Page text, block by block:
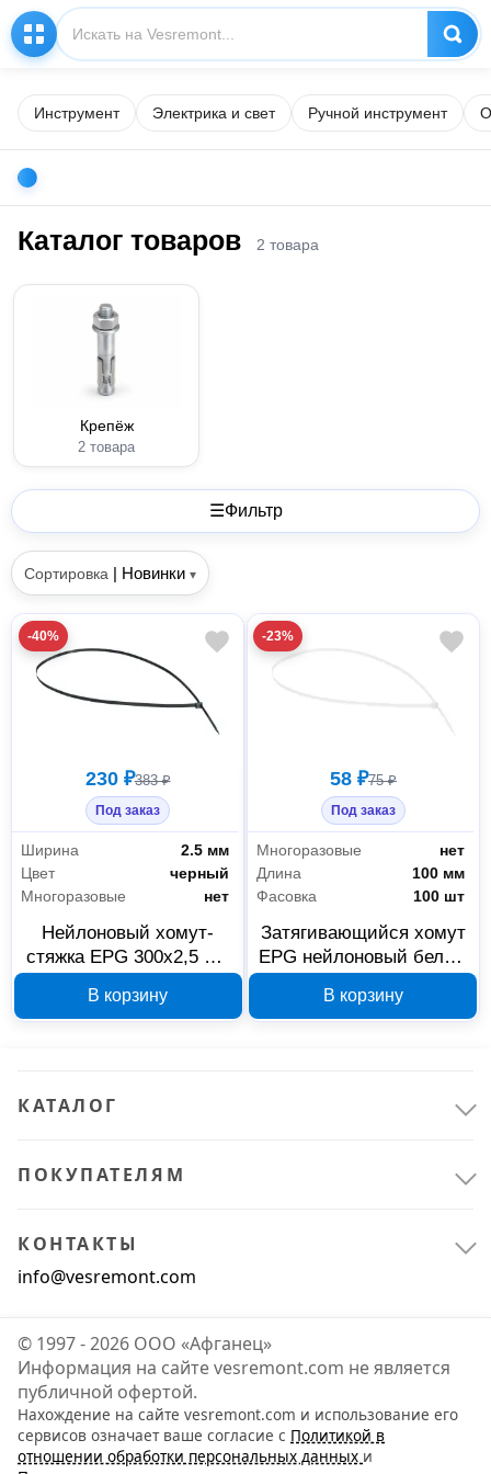
Инструмент Электрика и свет Ручной инструмент
Каталог товаров 2 товара
Крепёж
2 товара
☰Фильтр
Сортировка | Новинки ▾
-40%
230 ₽383 ₽
Под заказ
Ширина
2.5 мм
Цвет
черный
Многоразовые
нет
Нейлоновый хомут-
стяжка EPG 300x2,5 мм
В корзину
-23%
58 ₽75 ₽
Под заказ
Многоразовые
нет
Длина
100 мм
Фасовка
100 шт
Затягивающийся хомут
EPG нейлоновый белый
В корзину
КАТАЛОГ
ПОКУПАТЕЛЯМ
КОНТАКТЫ
info@vesremont.com
© 1997 - 2026 ООО «Афганец»
Информация на сайте vesremont.com не является
публичной офертой.
Нахождение на сайте vesremont.com и использование его
сервисов означает ваше согласие с Политикой в
отношении обработки персональных данных и